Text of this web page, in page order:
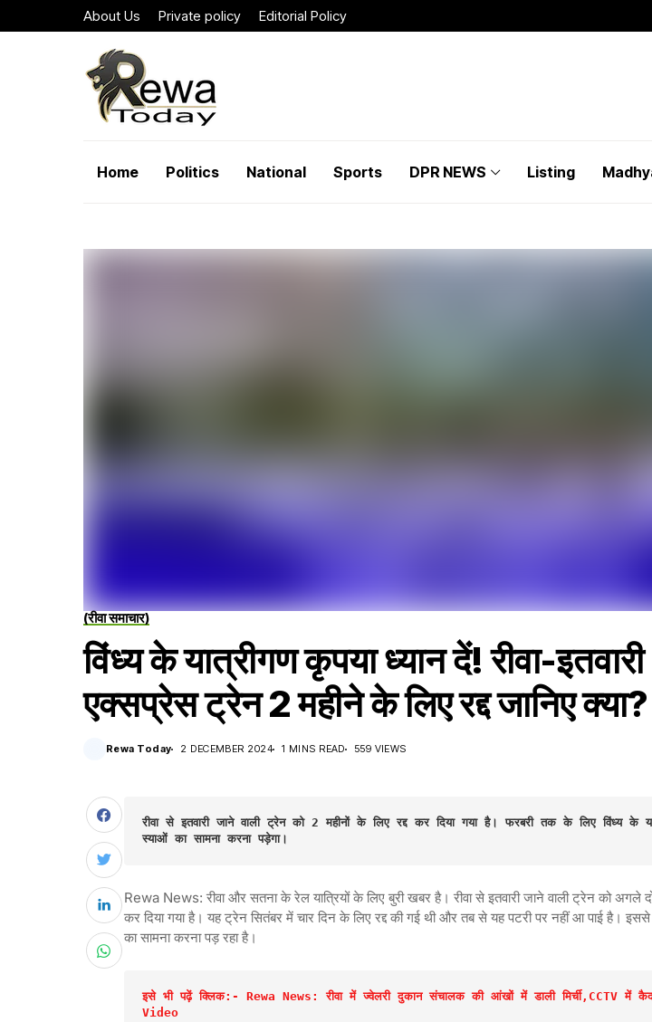
About Us Private policy Editorial Policy
Home Politics National Sports DPR NEWS Listing
(रीवा समाचार)
विंध्य के यात्रीगण कृपया ध्यान दें! रीवा-
एक्सप्रेस ट्रेन 2 महीने के लिए रद्द जानिए
Rewa Today 2 DECEMBER 2024 1 MINS READ 559 VIEWS
रीवा से इतवारी जाने वाली ट्रेन को 2 महीनों के लिए रद्द कर दिया गया है। फरबरी तक के लिए विंध्य के
स्याओं का सामना करना पड़ेगा।
Rewa News: रीवा और सतना के रेल यात्रियों के लिए बुरी खबर है। रीवा से इतवारी जाने वाली ट्रेन को अगले
कर दिया गया है। यह ट्रेन सितंबर में चार दिन के लिए रद्द की गई थी और तब से यह पटरी पर नहीं आ पाई है। इससे
का सामना करना पड़ रहा है।
इसे भी पढ़ें क्लिक:- Rewa News: रीवा में ज्वेलरी दुकान संचालक की आंखों में डाली मिर्ची,CCTV में कैद
Video